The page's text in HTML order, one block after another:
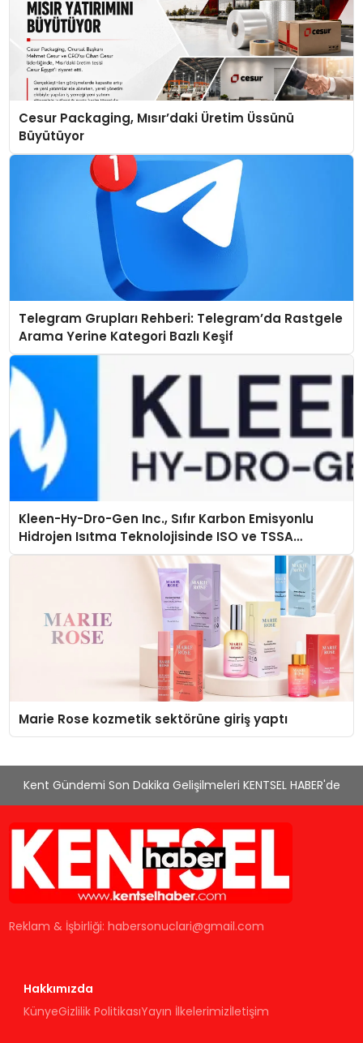
Cesur Packaging, Mısır’daki Üretim Üssünü
Büyütüyor
Telegram Grupları Rehberi: Telegram’da Rastgele
Arama Yerine Kategori Bazlı Keşif
Kleen-Hy-Dro-Gen Inc., Sıfır Karbon Emisyonlu
Hidrojen Isıtma Teknolojisinde ISO ve TSSA
Düzenleyici Onaylarını Aldı
Marie Rose kozmetik sektörüne giriş yaptı
Kent Gündemi Son Dakika Gelişilmeleri KENTSEL HABER'de
Reklam & İşbirliği:habersonuclari@gmail.com
Hakkımızda
KünyeGizlilik PolitikasıYayın İlkelerimizİletişim